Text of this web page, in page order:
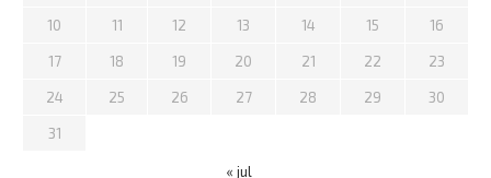
10 11 12 13 14 15 16
17 18 19 20 21 22 23
24 25 26 27 28 29 30
31
« jul